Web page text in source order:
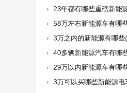
23年都有哪些重磅新能
58万左右新能源车有哪
3万之内的新能源有哪
40多辆新能源汽车有哪
29万以内新能源车有哪
3万可以买哪些新能源电车